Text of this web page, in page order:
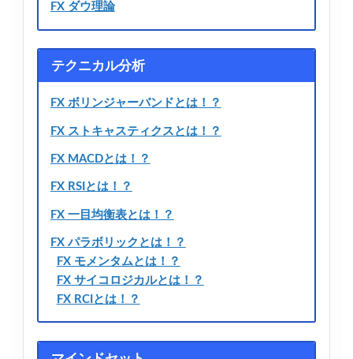
FX ダウ理論
テクニカル分析
FX ボリンジャーバンドとは！？
FX ストキャスティクスとは！？
FX MACDとは！？
FX RSIとは！？
FX 一目均衡表とは！？
FX パラボリックとは！？
FX モメンタムとは！？
FX サイコロジカルとは！？
FX RCIとは！？